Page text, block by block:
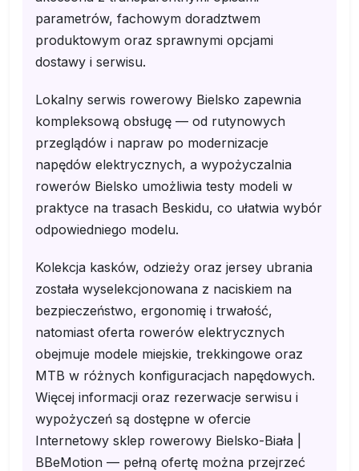
parametrów, fachowym doradztwem
produktowym oraz sprawnymi opcjami
dostawy i serwisu.
Lokalny serwis rowerowy Bielsko zapewnia
kompleksową obsługę — od rutynowych
przeglądów i napraw po modernizacje
napędów elektrycznych, a wypożyczalnia
rowerów Bielsko umożliwia testy modeli w
praktyce na trasach Beskidu, co ułatwia wybór
odpowiedniego modelu.
Kolekcja kasków, odzieży oraz jersey ubrania
została wyselekcjonowana z naciskiem na
bezpieczeństwo, ergonomię i trwałość,
natomiast oferta rowerów elektrycznych
obejmuje modele miejskie, trekkingowe oraz
MTB w różnych konfiguracjach napędowych.
Więcej informacji oraz rezerwacje serwisu i
wypożyczeń są dostępne w ofercie
Internetowy sklep rowerowy Bielsko-Biała |
BBeMotion — pełną ofertę można przejrzeć